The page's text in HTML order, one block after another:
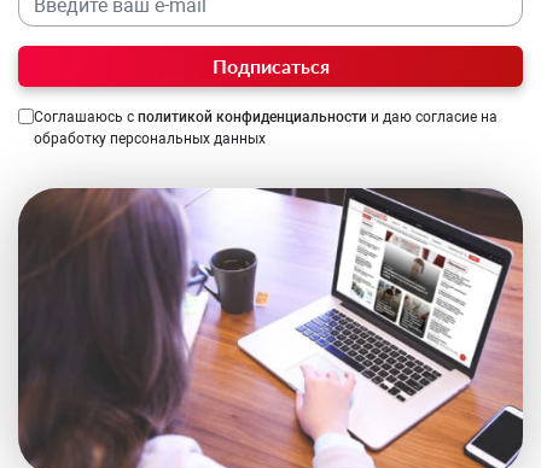
Подписаться
Соглашаюсь с политикой конфиденциальности и даю согласие на
обработку персональных данных